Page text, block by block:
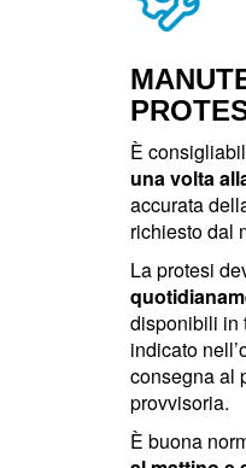
È
una volta
accurata
richiesto dal
La protesi
disponibili in
indicato
consegna al
provvisoria.
È buona